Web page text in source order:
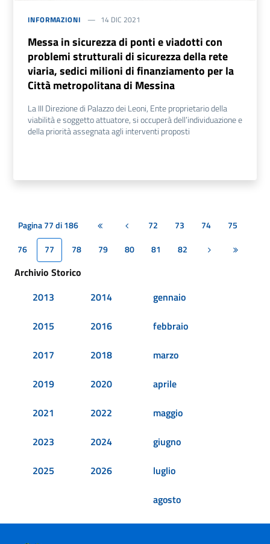
INFORMAZIONI 14 DIC 2021
Messa in sicurezza di ponti e viadotti con
problemi strutturali di sicurezza della rete
viaria, sedici milioni di finanziamento per la
Città metropolitana di Messina
La III Direzione di Palazzo dei Leoni, Ente proprietario della
viabilità e soggetto attuatore, si occuperà dell’individuazione e
della priorità assegnata agli interventi proposti
Pagina 77 di 186 Prima paginaPagina precedente
72 73 74
75
76
77 78 79 80 81 82 PaginaUltima
Archivio Storico
2013
2014
2015
2016
2017
2018
2019
2020
2021
2022
2023
2024
2025
2026
gennaio
febbraio
marzo
aprile
maggio
giugno
luglio
agosto